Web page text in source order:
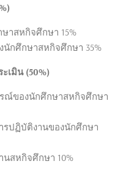
าสหกิจศึกษา 15%
กศึกษาสหกิจศึกษา 35%
เมิน (50%)
ณ์ของนักศึกษาสหกิจศึกษา
รปฏิบัติงานของนักศึกษา
นสหกิจศึกษา 10%